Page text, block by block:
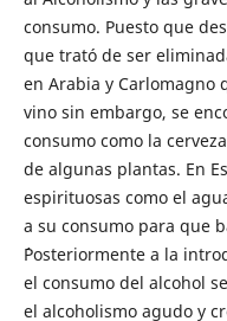
consumo. Puesto que
que trató de ser
en Arabia y Carlomagno
vino sin embargo, se
consumo como la
de algunas plantas. En
espirituosas como el
a su consumo para que
´Posteriormente a la
el consumo del alcohol
el alcoholismo agudo y